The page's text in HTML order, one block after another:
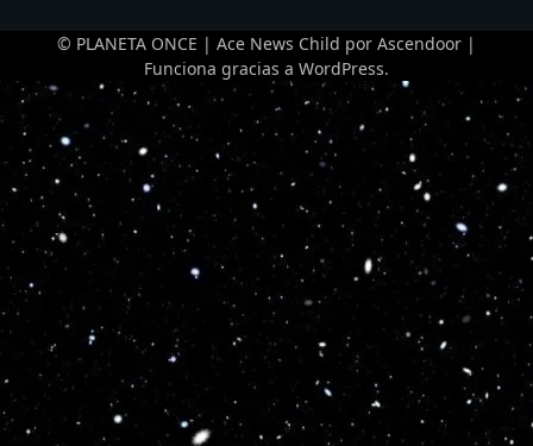
© PLANETA ONCE | Ace News Child por Ascendoor |
Funciona gracias a WordPress.